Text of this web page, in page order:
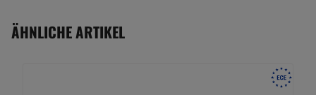
ÄHNLICHE ARTIKEL